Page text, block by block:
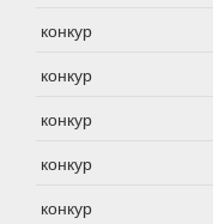
конкур
конкур
конкур
конкур
конкур